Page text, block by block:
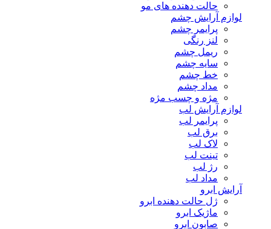
حالت دهنده های مو
لوازم آرایش چشم
پرایمر چشم
لنز رنگی
ریمل چشم
سایه چشم
خط چشم
مداد چشم
مژه و چسب مژه
لوازم آرایش لب
پرایمر لب
برق لب
لاک لب
تینت لب
رژ لب
مداد لب
آرایش ابرو
ژل حالت دهنده ابرو
ماژیک ابرو
صابون ابرو